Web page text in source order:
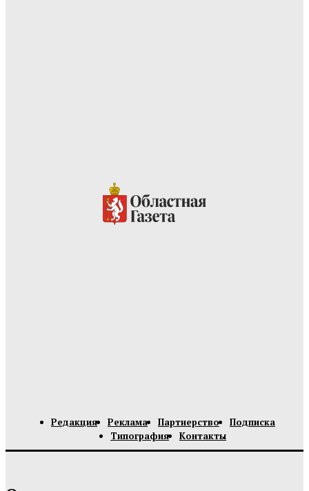
Редакция Реклама Партнерство
Подписка
Типография
Контакты